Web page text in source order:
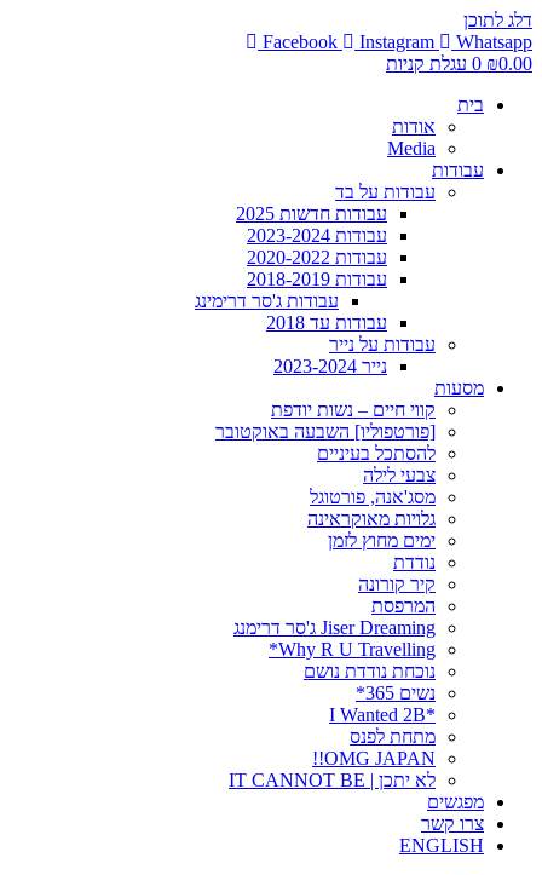
דלג לתוכן
Facebook
Instagram
Whatsapp
₪0.00
0 עגלת קניות
בית
אודות
Media
עבודות
עבודות על בד
עבודות חדשות 2025
עבודות 2023-2024
עבודות 2020-2022
עבודות 2018-2019
עבודות ג'סר דרימינג
עבודות עד 2018
עבודות על נייר
נייר 2023-2024
מסעות
קווי חיים – נשות יודפת
[פורטפוליו] השבעה באוקטובר
להסתכל בעיניים
צבעי לילה
מסג'אנה, פורטוגל
גלויות מאוקראינה
ימים מחוץ לזמן
נודדת
קיר קורונה
המרפסת
Jiser Dreaming ג'סר דרימנג
Why R U Travelling*
נוכחת נודדת נושם
נשים 365*
*I Wanted 2B
מתחת לפנס
OMG JAPAN!!
לא יתכן | IT CANNOT BE
מפגשים
צרו קשר
ENGLISH